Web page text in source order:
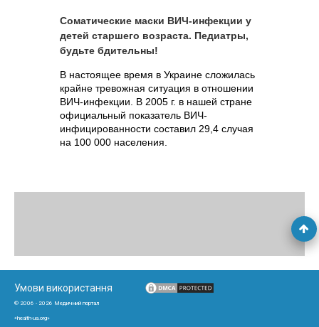
Соматические маски ВИЧ-инфекции у
детей старшего возраста. Педиатры,
будьте бдительны!
В настоящее время в Украине сложилась
крайне тревожная ситуация в отношении
ВИЧ-инфекции. В 2005 г. в нашей стране
официальный показатель ВИЧ-
инфицированности составил 29,4 случая
на 100 000 населения.
Умови використання
© 2006 - 2026 Медичний портал
«health-ua.org»